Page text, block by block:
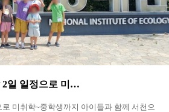
2일 일정으로 미…
미취학~중학생까지 아이들과 함께 서천으